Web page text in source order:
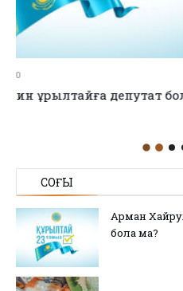
no title
СОҢҒЫ
Арман
бола ма?